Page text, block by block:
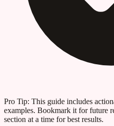
Pro Tip: This guide includes
examples. Bookmark it for future
section at a time for best results.